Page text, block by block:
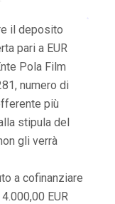
il deposito
pari a EUR
Pola Film
numero di
più
stipula del
gli verrà
a cofinanziare
EUR
*